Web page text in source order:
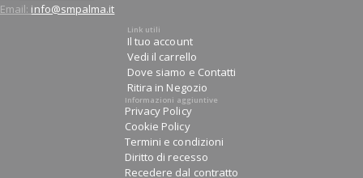
Email: info@smpalma.it
Link utili
Il tuo account
Vedi il carrello
Dove siamo e Contatti
Ritira in Negozio
Informazioni aggiuntive
Privacy Policy
Cookie Policy
Termini e condizioni
Diritto di recesso
Recedere dal contratto